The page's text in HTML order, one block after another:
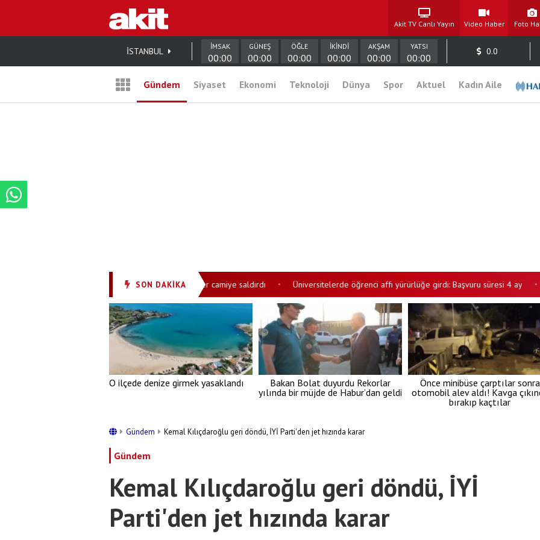
Akit TV Canlı Yayın Video Haber Foto
İSTANBUL İMSAK
00:00
GÜNEŞ
00:00
ÖĞLE
00:00
İKİNDİ
00:00
AKŞAM
00:00
YATSI
00:00
0.0
Gündem Siyaset Ekonomi Teknoloji Dünya Spor Aktuel Kadın Aile
SON DAKİKA
• Siyonistler camiye saldırdı • Üniversitelerde öğrenci affı yürürlüğe girdi: Başvuru süresi 4 ay •
O ilçede denize girmek yasaklandı
Bakan Bolat duyurdu Rekorlar
yılında bir müjde de Habur’dan geldi
Önce minibüse çarptılar sonra
otomobil alev aldı! Kavga
bırakıp kaçtılar
Gündem Kemal Kılıçdaroğlu geri döndü, İYİ Parti'den jet hızında karar
Gündem
Kemal Kılıçdaroğlu geri döndü, İYİ
Parti'den jet hızında karar